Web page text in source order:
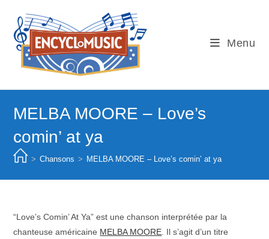
content
Menu
MELBA MOORE – Love’s
comin’ at ya
> Chansons > MELBA MOORE – Love’s comin’ at ya
“Love’s Comin’ At Ya” est une chanson interprétée par la
chanteuse américaine MELBA MOORE . Il s’agit d’un titre